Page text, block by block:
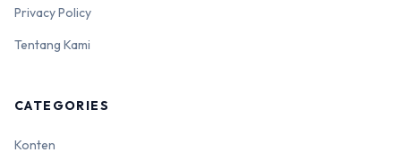
Privacy Policy
Tentang Kami
CATEGORIES
Konten